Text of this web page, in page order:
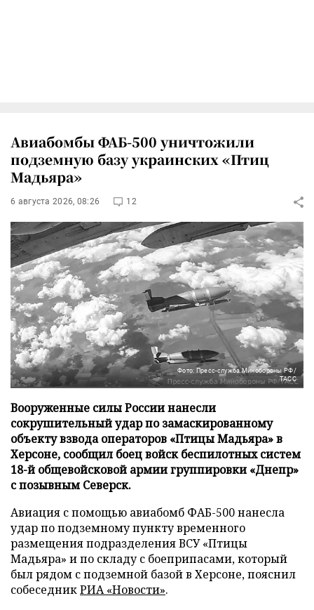
Авиабомбы ФАБ-500 уничтожили
подземную базу украинских «Птиц
Мадьяра»
6 августа 2026, 08:26 12
Фото: Пресс-служба Минобороны РФ/
ТАСС
Вооруженные силы России нанесли
сокрушительный удар по замаскированному
объекту взвода операторов «Птицы Мадьяра» в
Херсоне, сообщил боец войск беспилотных систем
18-й общевойсковой армии группировки «Днепр»
с позывным Северск.
Авиация с помощью авиабомб ФАБ-500 нанесла
удар по подземному пункту временного
размещения подразделения ВСУ «Птицы
Мадьяра» и по складу с боеприпасами, который
был рядом с подземной базой в Херсоне, пояснил
собеседникРИА «Новости».